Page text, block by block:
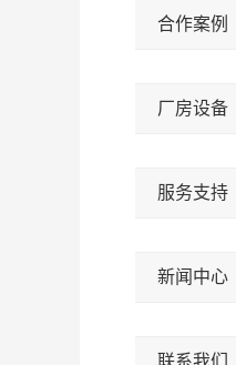
合作案例
厂房设备
服务支持
新闻中心
联系我们